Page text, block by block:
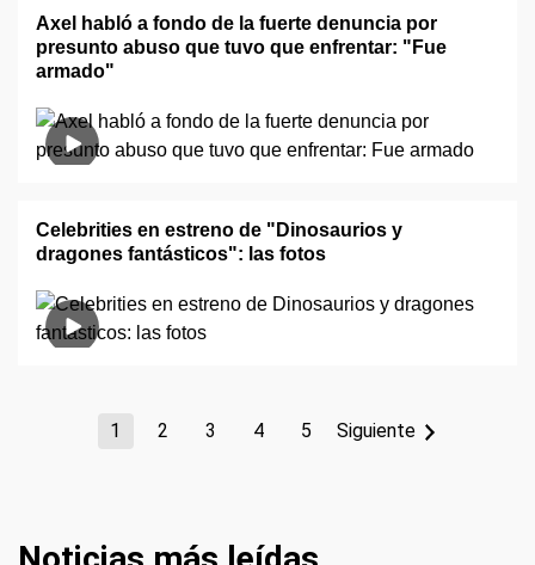
Axel habló a fondo de la fuerte denuncia por
presunto abuso que tuvo que enfrentar: "Fue
armado"
Celebrities en estreno de "Dinosaurios y
dragones fantásticos": las fotos
1 2 3 4 5 Siguiente